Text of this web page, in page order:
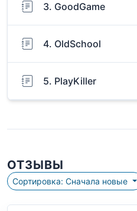
3. GoodGame
4. OldSchool
5. PlayKiller
ОТЗЫВЫ
Сортировка: Сначала новые